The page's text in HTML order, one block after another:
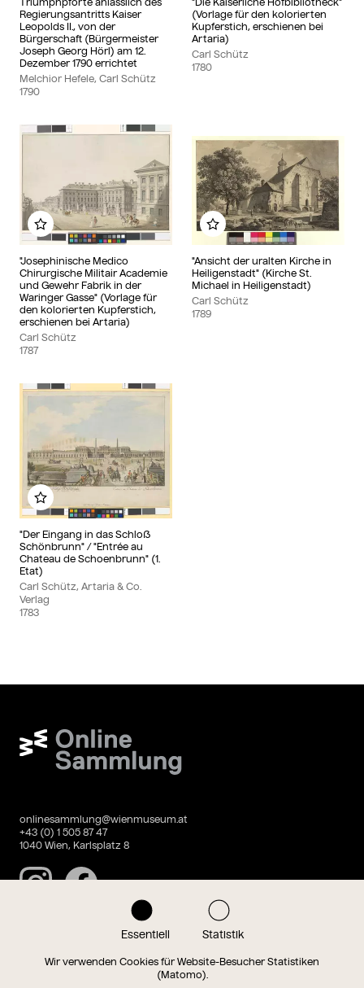
Essentiell Statistik
Wir verwenden Cookies für Website-Besucher Statistiken
(Matomo).
Regierungsantritts Kaiser
Leopolds II., von der
Bürgerschaft (Bürgermeister
Joseph Georg Hörl) am 12.
Dezember 1790 errichtet
Melchior Hefele, Carl Schütz
1790
(Vorlage für den kolorierten
Kupferstich, erschienen bei
Artaria)
Carl Schütz
1780
"Josephinische Medico
Chirurgische Militair Academie
und Gewehr Fabrik in der
Waringer Gasse" (Vorlage für
den kolorierten Kupferstich,
erschienen bei Artaria)
Carl Schütz
1787
Zu meinem Album hinzufügen
"Ansicht der uralten Kirche in
Heiligenstadt" (Kirche St.
Michael in Heiligenstadt)
Carl Schütz
1789
Zu meinem Album
"Der Eingang in das Schloß
Schönbrunn" / "Entrée au
Chateau de Schoenbrunn" (1.
Etat)
Carl Schütz, Artaria & Co.
Verlag
1783
Zu meinem Album hinzufügen
Wien Museum Online Sammlung
onlinesammlung@wienmuseum.at
+43 (0) 1 505 87 47
1040 Wien, Karlsplatz 8
InstagramFacebook